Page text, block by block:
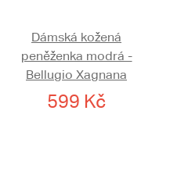
Dámská kožená
peněženka modrá -
Bellugio Xagnana
599 Kč